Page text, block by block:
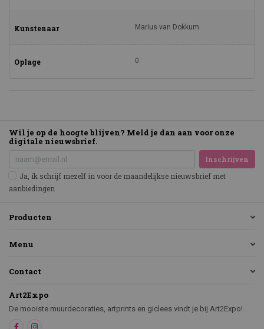
Kunstenaar Marius van Dokkum
Oplage 0
Wil je op de hoogte blijven? Meld je dan aan voor onze
digitale nieuwsbrief.
Inschrijven
Ja, ik schrijf mezelf in voor de maandelijkse nieuwsbrief met
aanbiedingen
Producten
Menu
Contact
Art2Expo
De mooiste muurdecoraties, artprints en giclees vindt je bij Art2Expo!